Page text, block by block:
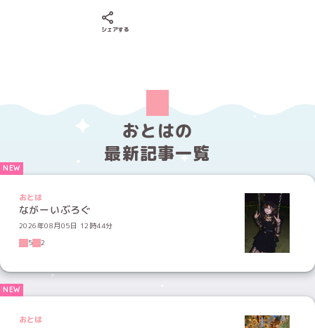
シェアする
おとはの
最新記事一覧
おとは
ながーいぶろぐ
2026年08月05日 12時44分
5
2
おとは